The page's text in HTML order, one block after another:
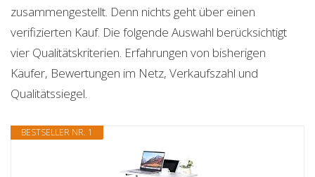
zusammengestellt. Denn nichts geht über einen
verifizierten Kauf. Die folgende Auswahl berücksichtigt
vier Qualitätskriterien. Erfahrungen von bisherigen
Käufer, Bewertungen im Netz, Verkaufszahl und
Qualitätssiegel.
BESTSELLER NR. 1